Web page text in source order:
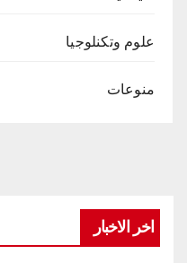
علوم وتكنلوجيا
منوعات
اخر الاخبار